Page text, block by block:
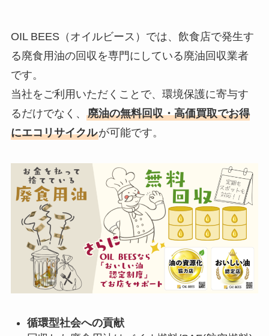
OIL BEES（オイルビース）では、飲食店で発生す
る廃食用油の回収を専門にしている廃油回収業者
です。
当社をご利用いただくことで、環境保護に寄与す
るだけでなく、 廃油の無料回収・高価買取でお得
にエコリサイクルが可能です。
循環型社会への貢献